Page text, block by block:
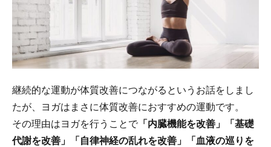
継続的な運動が体質改善につながるというお話をしまし
たが、ヨガはまさに体質改善におすすめの運動です。
その理由はヨガを行うことで「内臓機能を改善」「基礎
代謝を改善」「自律神経の乱れを改善」「血液の巡りを